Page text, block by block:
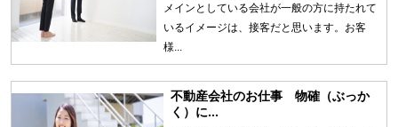
メインとしている会社が一般の方に持たれて
いるイメージは、接客だと思います。お客
様...
不動産会社のお仕事 物確（ぶっか
く）に...